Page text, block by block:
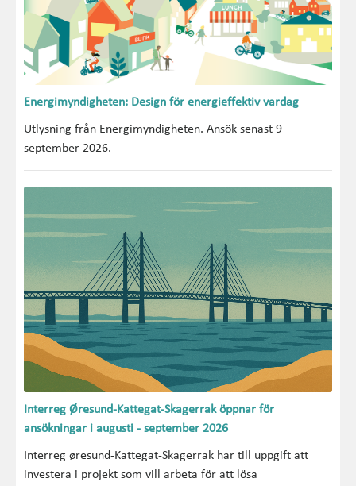
Energimyndigheten: Design för energieffektiv vardag
Utlysning från Energimyndigheten. Ansök senast 9
september 2026.
Interreg Øresund-Kattegat-Skagerrak öppnar för
ansökningar i augusti - september 2026
Interreg øresund-Kattegat-Skagerrak har till uppgift att
investera i projekt som vill arbeta för att lösa